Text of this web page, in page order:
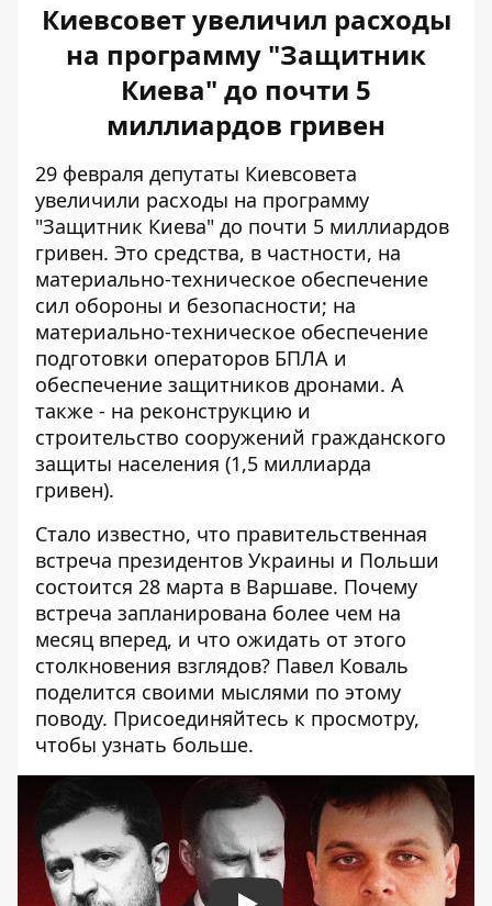
Киевсовет увеличил расходы
на программу "Защитник
Киева" до почти 5
миллиардов гривен
29 февраля депутаты Киевсовета
увеличили расходы на программу
"Защитник Киева" до почти 5 миллиардов
гривен. Это средства, в частности, на
материально-техническое обеспечение
сил обороны и безопасности; на
материально-техническое обеспечение
подготовки операторов БПЛА и
обеспечение защитников дронами. А
также - на реконструкцию и
строительство сооружений гражданского
защиты населения (1,5 миллиарда
гривен).
Стало известно, что правительственная
встреча президентов Украины и Польши
состоится 28 марта в Варшаве. Почему
встреча запланирована более чем на
месяц вперед, и что ожидать от этого
столкновения взглядов? Павел Коваль
поделится своими мыслями по этому
поводу. Присоединяйтесь к просмотру,
чтобы узнать больше.